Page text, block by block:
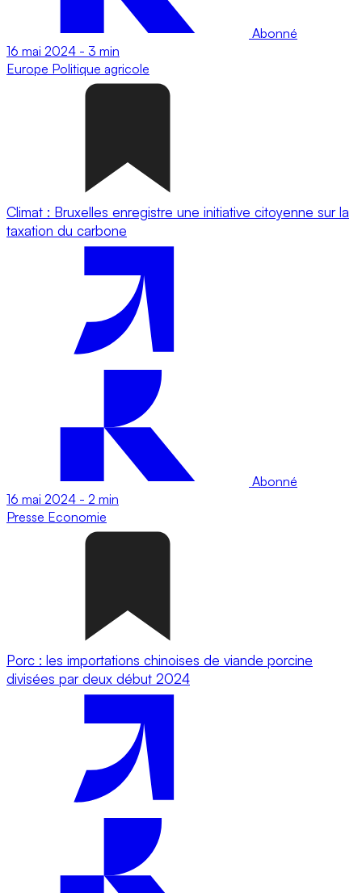
Abonné
16 mai 2024 - 3 min
Europe Politique agricole
Climat : Bruxelles enregistre une initiative citoyenne sur la
taxation du carbone
Abonné
16 mai 2024 - 2 min
Presse Economie
Porc : les importations chinoises de viande porcine
divisées par deux début 2024